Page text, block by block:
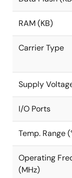
RAM (KB)
Carrier Type
Supply
I/O Ports
Temp. Range
Operating
(MHz)